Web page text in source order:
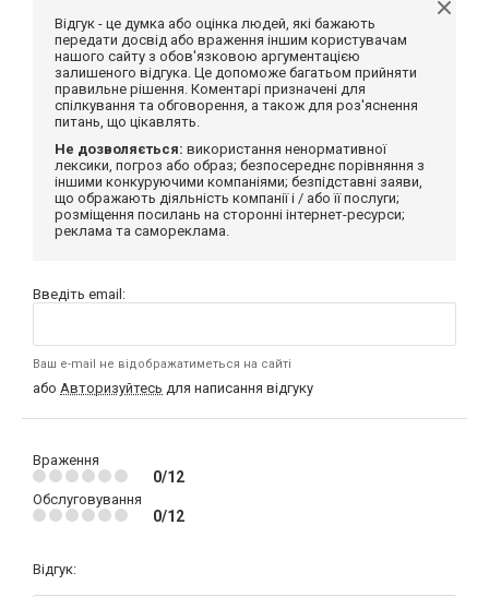
Відгук - це думка або оцінка людей, які бажають
передати досвід або враження іншим користувачам
нашого сайту з обов'язковою аргументацією
залишеного відгука. Це допоможе багатьом прийняти
правильне рішення. Коментарі призначені для
спілкування та обговорення, а також для роз'яснення
питань, що цікавлять.
Не дозволяється: використання ненормативної
лексики, погроз або образ; безпосереднє порівняння з
іншими конкуруючими компаніями; безпідставні заяви,
що ображають діяльність компанії і / або її послуги;
розміщення посилань на сторонні інтернет-ресурси;
реклама та самореклама.
Введіть email:
Ваш e-mail не відображатиметься на сайті
або Авторизуйтесь для написання відгуку
Враження
0/12
Обслуговування
0/12
Відгук: